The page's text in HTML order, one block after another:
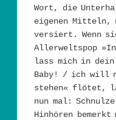
Wort, die
eigenen Mitteln,
versiert. Wenn
Allerweltspop
lass mich in
Baby! / ich will
stehen« flötet,
nun mal:
Hinhören bemerkt